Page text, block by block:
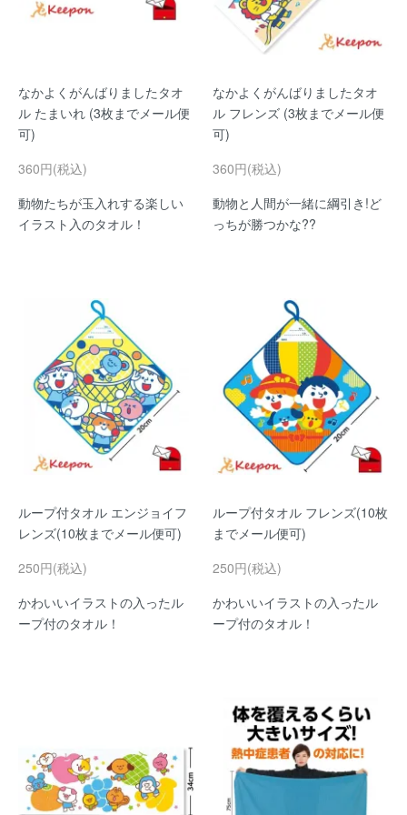
なかよくがんばりましたタオ
ル たまいれ (3枚までメール便
可)
360円(税込)
動物たちが玉入れする楽しい
イラスト入のタオル！
なかよくがんばりましたタオ
ル フレンズ (3枚までメール便
可)
360円(税込)
動物と人間が一緒に綱引き!ど
っちが勝つかな??
ループ付タオル エンジョイフ
レンズ(10枚までメール便可)
250円(税込)
かわいいイラストの入ったル
ープ付のタオル！
ループ付タオル フレンズ(10枚
までメール便可)
250円(税込)
かわいいイラストの入ったル
ープ付のタオル！